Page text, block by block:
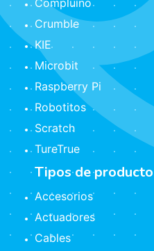
Compluino
Crumble
KIE
Microbit
Raspberry Pi
Robotitos
Scratch
TureTrue
Tipos de producto
Accesorios
Actuadores
Cables